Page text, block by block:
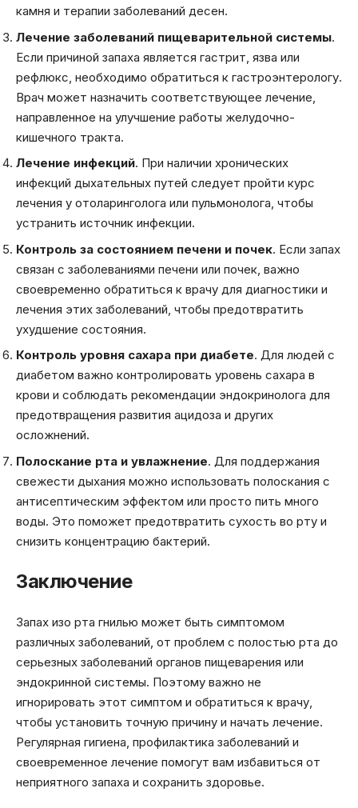
камня и терапии заболеваний десен.
Лечение заболеваний пищеварительной системы.
Если причиной запаха является гастрит, язва или
рефлюкс, необходимо обратиться к гастроэнтерологу.
Врач может назначить соответствующее лечение,
направленное на улучшение работы желудочно-
кишечного тракта.
Лечение инфекций. При наличии хронических
инфекций дыхательных путей следует пройти курс
лечения у отоларинголога или пульмонолога, чтобы
устранить источник инфекции.
Контроль за состоянием печени и почек. Если запах
связан с заболеваниями печени или почек, важно
своевременно обратиться к врачу для диагностики и
лечения этих заболеваний, чтобы предотвратить
ухудшение состояния.
Контроль уровня сахара при диабете. Для людей с
диабетом важно контролировать уровень сахара в
крови и соблюдать рекомендации эндокринолога для
предотвращения развития ацидоза и других
осложнений.
Полоскание рта и увлажнение. Для поддержания
свежести дыхания можно использовать полоскания с
антисептическим эффектом или просто пить много
воды. Это поможет предотвратить сухость во рту и
снизить концентрацию бактерий.
Заключение
Запах изо рта гнилью может быть симптомом
различных заболеваний, от проблем с полостью рта до
серьезных заболеваний органов пищеварения или
эндокринной системы. Поэтому важно не
игнорировать этот симптом и обратиться к врачу,
чтобы установить точную причину и начать лечение.
Регулярная гигиена, профилактика заболеваний и
своевременное лечение помогут вам избавиться от
неприятного запаха и сохранить здоровье.